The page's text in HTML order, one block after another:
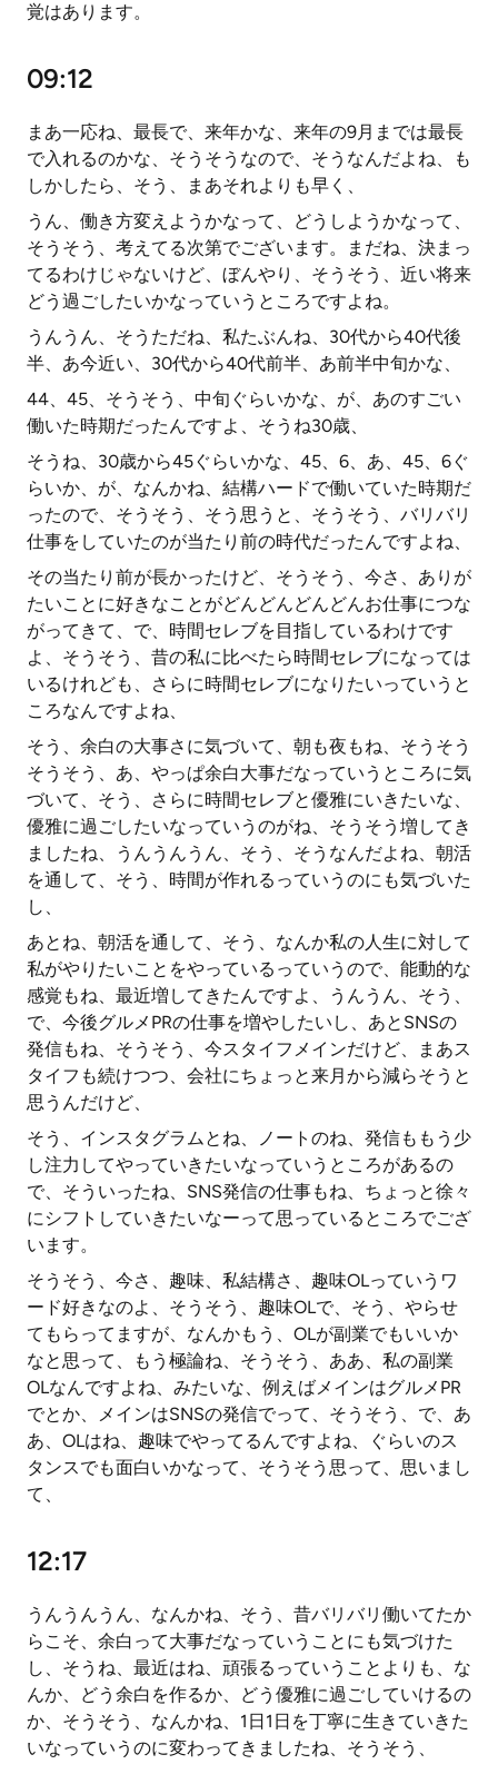
覚はあります。
09:12
まあ一応ね、最長で、来年かな、来年の9月までは最長
で入れるのかな、そうそうなので、そうなんだよね、も
しかしたら、そう、まあそれよりも早く、
うん、働き方変えようかなって、どうしようかなって、
そうそう、考えてる次第でございます。まだね、決まっ
てるわけじゃないけど、ぼんやり、そうそう、近い将来
どう過ごしたいかなっていうところですよね。
うんうん、そうただね、私たぶんね、30代から40代後
半、あ今近い、30代から40代前半、あ前半中旬かな、
44、45、そうそう、中旬ぐらいかな、が、あのすごい
働いた時期だったんですよ、そうね30歳、
そうね、30歳から45ぐらいかな、45、6、あ、45、6ぐ
らいか、が、なんかね、結構ハードで働いていた時期だ
ったので、そうそう、そう思うと、そうそう、バリバリ
仕事をしていたのが当たり前の時代だったんですよね、
その当たり前が長かったけど、そうそう、今さ、ありが
たいことに好きなことがどんどんどんどんお仕事につな
がってきて、で、時間セレブを目指しているわけです
よ、そうそう、昔の私に比べたら時間セレブになっては
いるけれども、さらに時間セレブになりたいっていうと
ころなんですよね、
そう、余白の大事さに気づいて、朝も夜もね、そうそう
そうそう、あ、やっぱ余白大事だなっていうところに気
づいて、そう、さらに時間セレブと優雅にいきたいな、
優雅に過ごしたいなっていうのがね、そうそう増してき
ましたね、うんうんうん、そう、そうなんだよね、朝活
を通して、そう、時間が作れるっていうのにも気づいた
し、
あとね、朝活を通して、そう、なんか私の人生に対して
私がやりたいことをやっているっていうので、能動的な
感覚もね、最近増してきたんですよ、うんうん、そう、
で、今後グルメPRの仕事を増やしたいし、あとSNSの
発信もね、そうそう、今スタイフメインだけど、まあス
タイフも続けつつ、会社にちょっと来月から減らそうと
思うんだけど、
そう、インスタグラムとね、ノートのね、発信ももう少
し注力してやっていきたいなっていうところがあるの
で、そういったね、SNS発信の仕事もね、ちょっと徐々
にシフトしていきたいなーって思っているところでござ
います。
そうそう、今さ、趣味、私結構さ、趣味OLっていうワ
ード好きなのよ、そうそう、趣味OLで、そう、やらせ
てもらってますが、なんかもう、OLが副業でもいいか
なと思って、もう極論ね、そうそう、ああ、私の副業
OLなんですよね、みたいな、例えばメインはグルメPR
でとか、メインはSNSの発信でって、そうそう、で、あ
あ、OLはね、趣味でやってるんですよね、ぐらいのス
タンスでも面白いかなって、そうそう思って、思いまし
て、
12:17
うんうんうん、なんかね、そう、昔バリバリ働いてたか
らこそ、余白って大事だなっていうことにも気づけた
し、そうね、最近はね、頑張るっていうことよりも、な
んか、どう余白を作るか、どう優雅に過ごしていけるの
か、そうそう、なんかね、1日1日を丁寧に生きていきた
いなっていうのに変わってきましたね、そうそう、